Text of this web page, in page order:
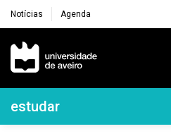
Notícias Agenda
Navegação Principal
Navegação Lateral
estudar